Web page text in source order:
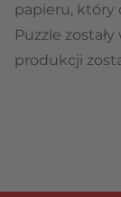
papieru, który
Puzzle
produkcji